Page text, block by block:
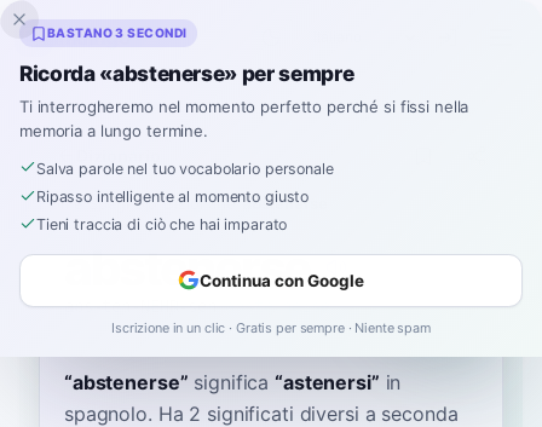
Inklingo
Home›Spagnolo›Dizionario›abstenerse
abstenerse
abs-teh-NEHR-seh absteˈneɾse
“abstenerse” significa “astenersi” in
spagnolo. Ha 2 significati diversi a seconda
BASTANO 3 SECONDI
Ricorda «abstenerse» per sempre
Ti interrogheremo nel momento perfetto perché si fissi nella
memoria a lungo termine.
Salva parole nel tuo vocabolario personale
Ripasso intelligente al momento giusto
Tieni traccia di ciò che hai imparato
Continua con Google
Iscrizione in un clic · Gratis per sempre · Niente spam